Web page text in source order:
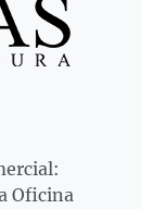
Oficina